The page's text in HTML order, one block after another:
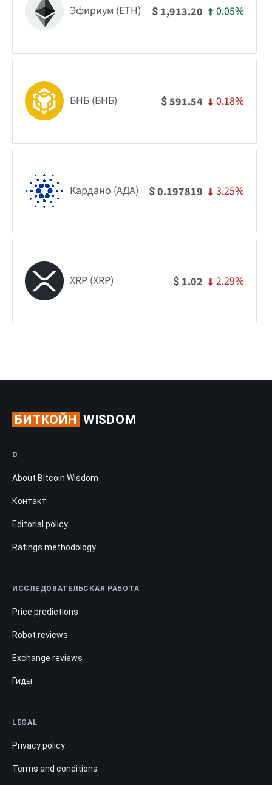
Эфириум (ETH) $ 1,913.20 0.05%
БНБ (БНБ) $591.54 0.18%
Кардано (АДА) $0.197819 3.25%
XRP (XRP) $ 1.02 2.29%
БИТКОЙН WISDOM
О
About Bitcoin Wisdom
Контакт
Editorial policy
Ratings methodology
ИССЛЕДОВАТЕЛЬСКАЯ РАБОТА
Price predictions
Robot reviews
Exchange reviews
Гиды
LEGAL
Privacy policy
Terms and conditions